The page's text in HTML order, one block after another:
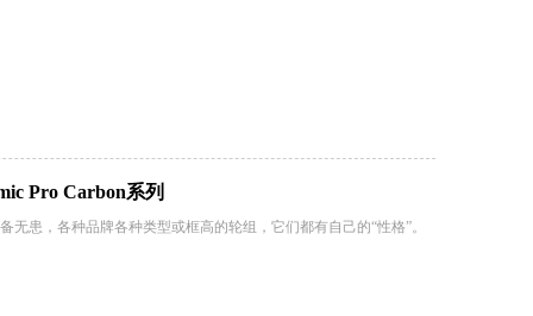
Pro Carbon系列
患，各种品牌各种类型或框高的轮组，它们都有自己的“性格”。